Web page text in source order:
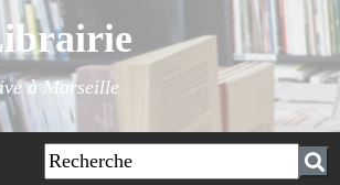
à Marseille